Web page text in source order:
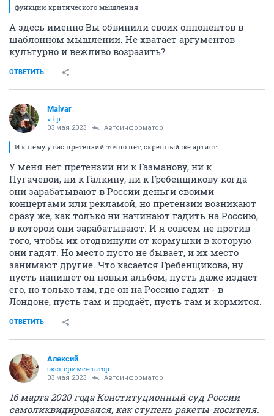
функции критического мышления
А здесь именно Вы обвинили своих оппонентов в
шаблонном мышлении. Не хватает аргументов
культурно и вежливо возразить?
ОТВЕТИТЬ
Malvar
v.i.p.
03 мая 2023 Автоинформатор
И к нему у вас претензий точно нет, скрепный же артист
У меня нет претензий ни к Газманову, ни к
Пугачевой, ни к Галкину, ни к Гребенщикову когда
они зарабатывают в России деньги своими
концертами или рекламой, но претензии возникают
сразу же, как только ни начинают гадить на Россию,
в которой они зарабатывают. И я совсем не против
того, чтобы их отодвинули от кормушки в которую
они гадят. Но место пусто не бывает, и их место
занимают другие. Что касается Гребенщикова, ну
пусть напишет он новый альбом, пусть даже издаст
его, но только там, где он на Россию гадит - в
Лондоне, пусть там и продаёт, пусть там и кормится.
ОТВЕТИТЬ
Алексий
экспериментатор
03 мая 2023 Автоинформатор
16 марта 2020 года Конституционный суд России
самоликвидировался, как ступень ракеты-носителя.